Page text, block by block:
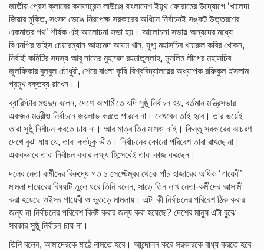
জাতীয় প্রেস ক্লাবের কনফারেন্স লাউঞ্জে বাংলাদেশ ইয়ূথ ফোরামের উদ্যোগে ‘খালেদা
জিয়ার মুক্তি, সংসদ ভেঙে নিরপেক্ষ সরকারের অধিনে নির্বাচনই সঙ্কট উত্তরণের
একমাত্র পথ’ শীর্ষক এই আলোচনা সভা হয়। আলোচনা সভায় অন্যদের মধ্যে
বিএনপির ভাইস চেয়ারম্যান আহমেদ আযম খান, যুগ্ম মহাসচিব খায়রুল কবির খোকন,
নির্বাহী কমিটির সদস্য আবু নাসের মুহাম্মদ রহমাতুল্লাহ, মুসলিম লীগের মহাসচিব
জুলফিকার বুলবুল চৌধুরী, শেরে বাংলা কৃষি বিশ্ববিদ্যালয়ের অধ্যাপক রফিকুল ইসলাম
প্রমুখ বক্তব্য রাখেন।।
ব্যারিস্টার মওদুদ বলেন, দেশে আগামীতে যদি সুষ্ঠু নির্বাচন হয়, বর্তমান মন্ত্রিসভার
একজন মন্ত্রীও নির্বাচনে জয়লাভ করতে পারবে না। দেখবেন তাই হবে। তার ভয়েই
তারা সুষ্ঠু নির্বাচন করতে চায় না। আর মাত্র তিন মাসও নাই। কিন্তু সরকারের আচরণ
দেখে বুঝা যায় যে, তারা কতটুকু ভীত। নির্বাচনের কোনো পরিবেশ তারা রাখছে না।
এককভাবে তারা নির্বাচন করার লক্ষ্য হিসেবেই তারা কাজ করছেন।
দলের নেতা কর্মীদের বিরুদ্ধে গত ১ সেপ্টেম্বর থেকে পাঁচ হাজারের অধিক ‘গায়েবী’
মামলা দায়েরের বিষয়টি তুলে ধরে তিনি বলেন, সাড়ে তিন লাখ নেতা-কর্মীদের আসামী
করা হয়েছে ওইসব গায়েবী ও ভুতড়ে মামলায়। এটা কী নির্বাচনের পরিবেশ ঠিক করার
জন্য না নির্বাচনের পরিবেশ বিনষ্ট করার জন্য করা হয়েছে? দেশের মানুষ এটা বুঝে
সরকার সুষ্ঠু নির্বাচন চায় না।
তিনি বলেন, আমাদেরকে মাঠে নামতে হবে। আন্দোলন করে সরকারকে বাধ্য করতে হবে